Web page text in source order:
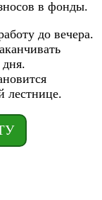
в фонды.
до вечера.
лестнице.